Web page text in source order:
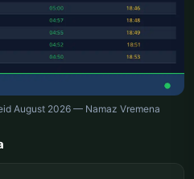
August 2026 — Namaz Vremena